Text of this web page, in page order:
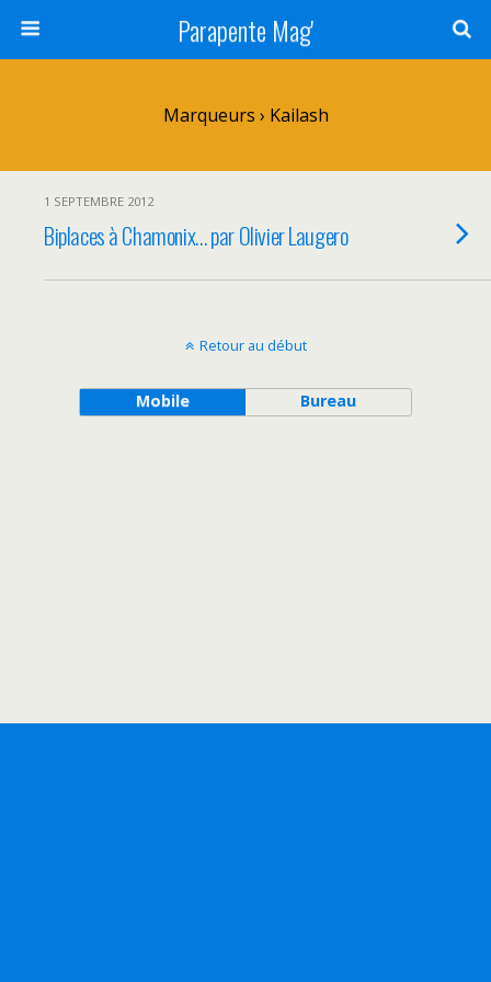
Parapente Mag'
Marqueurs › Kailash
1 SEPTEMBRE 2012
Biplaces à Chamonix… par Olivier Laugero
Retour au début
Mobile Bureau